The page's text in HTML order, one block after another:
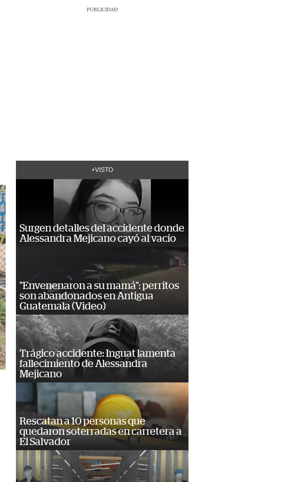
PUBLICIDAD
+VISTO
Surgen detalles del accidente donde
Alessandra Mejicano cayó al vacío
"Envenenaron a su mamá": perritos
son abandonados en Antigua
Guatemala (Video)
Trágico accidente: Inguat lamenta
fallecimiento de Alessandra
Mejicano
Rescatan a 10 personas que
quedaron soterradas en carretera a
El Salvador